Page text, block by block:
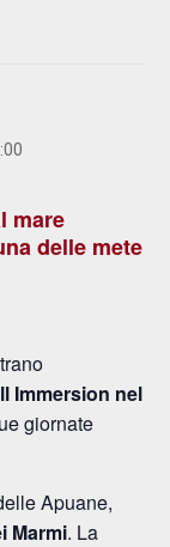
mare
delle mete
Immersion nel
giornate
Apuane,
Marmi. La